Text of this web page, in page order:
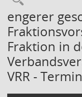
engerer
Fraktion in
VRR -